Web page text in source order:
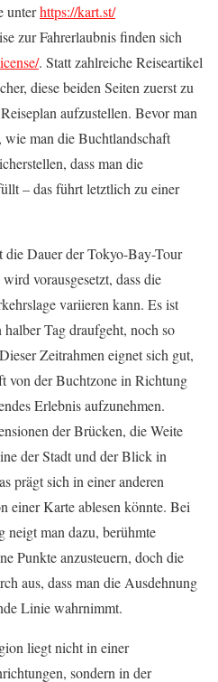
unterhttps://kart.st/
zur Fahrerlaubnis finden sich
. Statt zahlreiche Reiseartikel
diese beiden Seiten zuerst zu
aufzustellen. Bevor man
wie man die Buchtlandschaft
dass man die
– das führt letztlich zu einer
Dauer der Tokyo-Bay-Tour
vorausgesetzt, dass die
variieren kann. Es ist
Tag draufgeht, noch so
Zeitrahmen eignet sich gut,
von der Buchtzone in Richtung
Erlebnis aufzunehmen.
der Brücken, die Weite
der Stadt und der Blick in
prägt sich in einer anderen
einer Karte ablesen könnte. Bei
neigt man dazu, berühmte
Punkte anzusteuern, doch die
aus, dass man die Ausdehnung
Linie wahrnimmt.
liegt nicht in einer
sondern in der